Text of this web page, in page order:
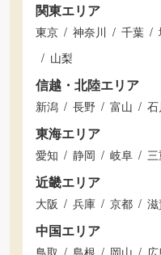
関東エリア
東京 神奈川 千葉
山梨
信越・北陸エリア
新潟 長野 富山 石
東海エリア
愛知 静岡 岐阜
近畿エリア
大阪 兵庫 京都 滋
中国エリア